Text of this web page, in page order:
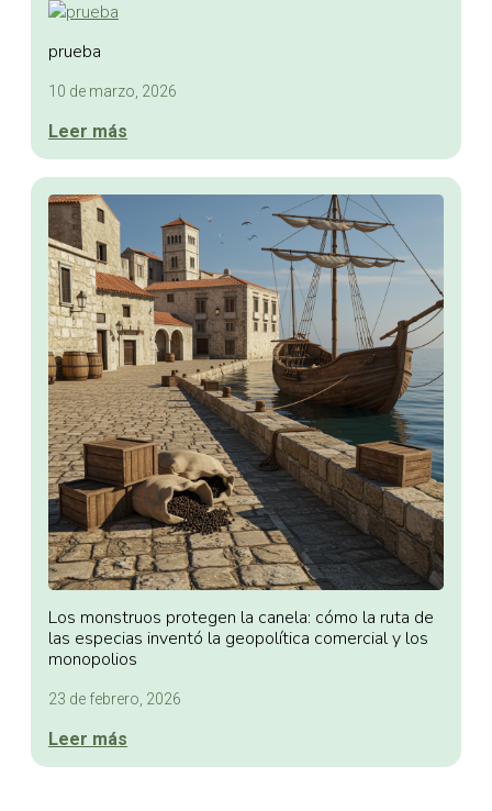
prueba
10 de marzo, 2026
Leer más
Los monstruos protegen la canela: cómo la ruta de
las especias inventó la geopolítica comercial y los
monopolios
23 de febrero, 2026
Leer más